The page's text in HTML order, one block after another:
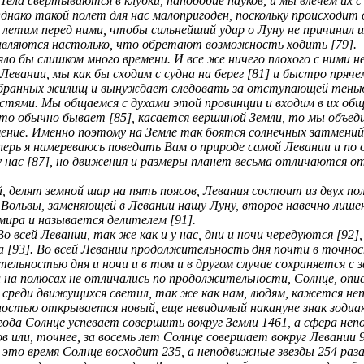
такой полет для нас малопригоден, поскольку
летим перед ними, чтобы сильнейший удар о Луну не
настолько, что обретают возможность ходить [79].
бы слишком много времени. И все же ничего плохого с
мы как бы сходим с судна на берег [81] и быстро
жилищ и вынуждает следовать за отступающей
Мы общаемся с духами этой провинции и входим в их
обычно бывает [85], касается вершиной Земли, то мы
Именно поэтому на Земле так боятся солнечных
я намереваюсь поведать Вам о природе самой Левании и по
[87], но движения и размеры планет весьма отличаются
делят земной шар на пять поясов, Левания состоит из двух
заменяющей в Левании нашу Луну, второе навечно
и называется делителем [91].
Левании, так же как и у нас, дни и ночи чередуются
[93]. Во всей Левании продолжительность дня почти в
дня и ночи и в том и в другом случае
не отличались по продолжительности, Солнце,
движущихся светил, так же как нам, людям, кажется
открывается новый, еще невидимый накануне знак
Солнце успевает совершить вокруг Земли 1461, а сфера
или, точнее, за восемь лет Солнце совершает вокруг
время Солнце восходит 235, а неподвижные звезды 254